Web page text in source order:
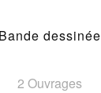
Bande dessinée
2 Ouvrages